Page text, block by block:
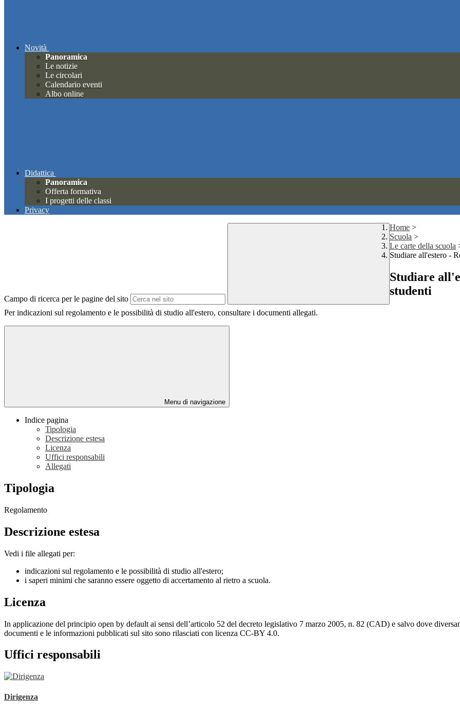
Novità
Panoramica
Le notizie
Le circolari
Calendario eventi
Albo online
Didattica
Panoramica
Offerta formativa
I progetti delle classi
Privacy
Campo di ricerca per le pagine del sito
Home >
Scuola >
Le carte della scuola
Studiare all'estero -
Studiare
studenti
Per indicazioni sul regolamento e le possibilità di studio all'estero, consultare i documenti allegati.
Menu di navigazione
Indice pagina
Tipologia
Descrizione estesa
Licenza
Uffici responsabili
Allegati
Tipologia
Regolamento
Descrizione estesa
Vedi i file allegati per:
indicazioni sul regolamento e le possibilità di studio all'estero;
i saperi minimi che saranno essere oggetto di accertamento al rietro a scuola.
Licenza
In applicazione del principio open by default ai sensi dell’articolo 52 del decreto legislativo 7 marzo 2005, n. 82 (CAD) e salvo dove
documenti e le informazioni pubblicati sul sito sono rilasciati con licenza CC-BY 4.0.
Uffici responsabili
Dirigenza